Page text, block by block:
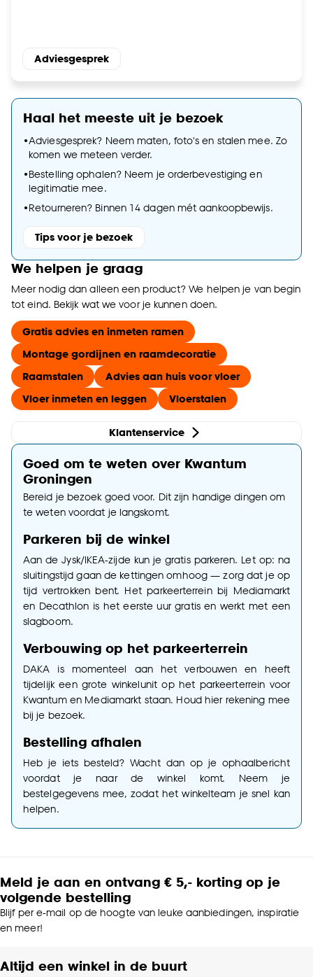
Adviesgesprek
Haal het meeste uit je bezoek
•Adviesgesprek? Neem maten, foto's en stalen mee. Zo
komen we meteen verder.
•Bestelling ophalen? Neem je orderbevestiging en
legitimatie mee.
•Retourneren? Binnen 14 dagen mét aankoopbewijs.
Tips voor je bezoek
We helpen je graag
Meer nodig dan alleen een product? We helpen je van begin
tot eind. Bekijk wat we voor je kunnen doen.
Gratis advies en inmeten ramen
Montage gordijnen en raamdecoratie
Raamstalen
Advies aan huis voor vloer
Vloer inmeten en leggen
Vloerstalen
Klantenservice
Goed om te weten over Kwantum
Groningen
Bereid je bezoek goed voor. Dit zijn handige dingen om
te weten voordat je langskomt.
Parkeren bij de winkel
Aan de Jysk/IKEA-zijde kun je gratis parkeren. Let op: na
sluitingstijd gaan de kettingen omhoog — zorg dat je op
tijd vertrokken bent. Het parkeerterrein bij Mediamarkt
en Decathlon is het eerste uur gratis en werkt met een
slagboom.
Verbouwing op het parkeerterrein
DAKA is momenteel aan het verbouwen en heeft
tijdelijk een grote winkelunit op het parkeerterrein voor
Kwantum en Mediamarkt staan. Houd hier rekening mee
bij je bezoek.
Bestelling afhalen
Heb je iets besteld? Wacht dan op je ophaalbericht
voordat je naar de winkel komt. Neem je
bestelgegevens mee, zodat het winkelteam je snel kan
helpen.
Meld je aan en ontvang € 5,- korting op je
volgende bestelling
Blijf per e-mail op de hoogte van leuke aanbiedingen, inspiratie
en meer!
Altijd een winkel in de buurt